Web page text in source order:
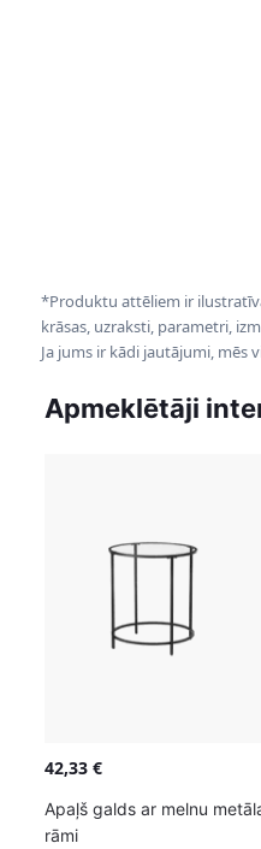
*Produktu attēliem ir
krāsas, uzraksti, parametri,
Ja jums ir kādi jautājumi, mēs
Apmeklētāji
42,33 €
Apaļš galds ar melnu
rāmi